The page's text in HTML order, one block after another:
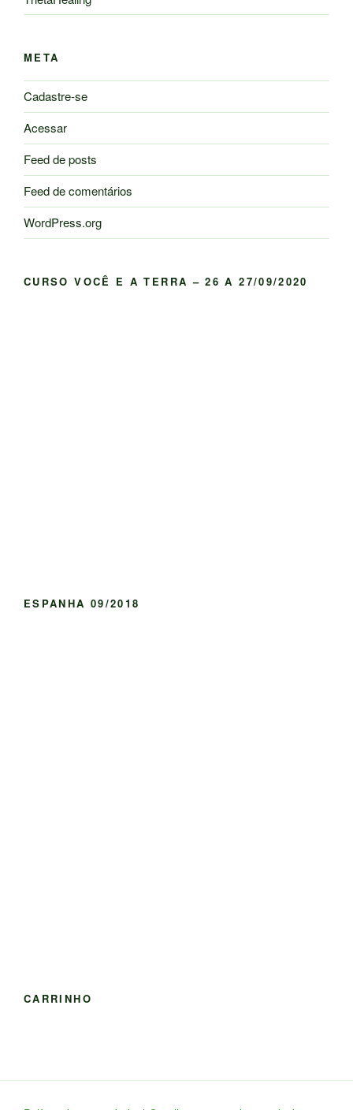
META
Cadastre-se
Acessar
Feed de posts
Feed de comentários
WordPress.org
CURSO VOCÊ E A TERRA – 26 A 27/09/2020
ESPANHA 09/2018
CARRINHO